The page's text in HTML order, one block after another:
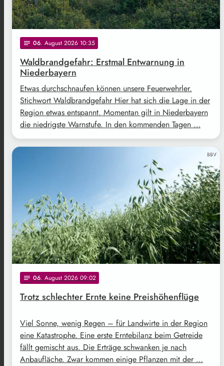
notes 06. August 2026 10:35
Waldbrandgefahr: Erstmal Entwarnung in
Niederbayern
Etwas durchschnaufen können unsere Feuerwehrler.
Stichwort Waldbrandgefahr Hier hat sich die Lage in der
Region etwas entspannt. Momentan gilt in Niederbayern
die niedrigste Warnstufe. In den kommenden Tagen …
BBV
notes 06. August 2026 09:02
Trotz schlechter Ernte keine Preishöhenflüge
Viel Sonne, wenig Regen – für Landwirte in der Region
eine Katastrophe. Eine erste Erntebilanz beim Getreide
fällt gemischt aus. Die Erträge schwanken je nach
Anbaufläche. Zwar kommen einige Pflanzen mit der …